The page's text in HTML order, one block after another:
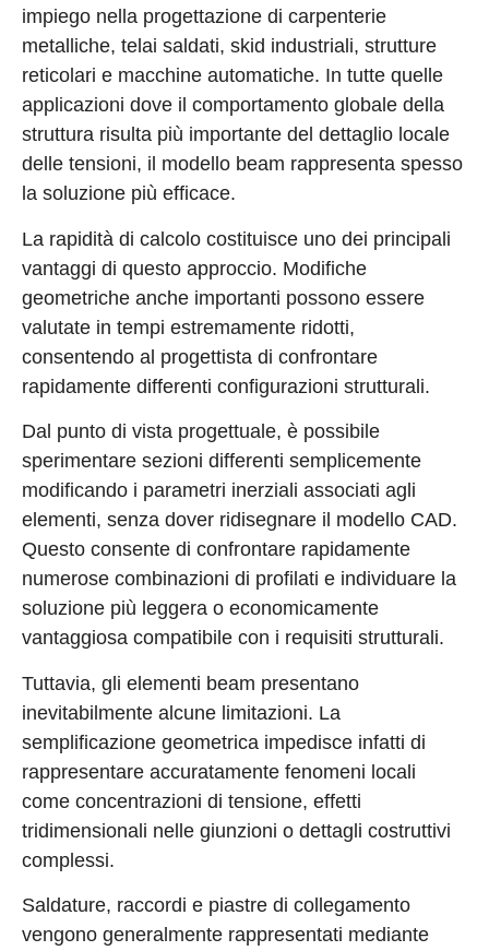
impiego nella progettazione di carpenterie
metalliche, telai saldati, skid industriali, strutture
reticolari e macchine automatiche. In tutte quelle
applicazioni dove il comportamento globale della
struttura risulta più importante del dettaglio locale
delle tensioni, il modello beam rappresenta spesso
la soluzione più efficace.
La rapidità di calcolo costituisce uno dei principali
vantaggi di questo approccio. Modifiche
geometriche anche importanti possono essere
valutate in tempi estremamente ridotti,
consentendo al progettista di confrontare
rapidamente differenti configurazioni strutturali.
Dal punto di vista progettuale, è possibile
sperimentare sezioni differenti semplicemente
modificando i parametri inerziali associati agli
elementi, senza dover ridisegnare il modello CAD.
Questo consente di confrontare rapidamente
numerose combinazioni di profilati e individuare la
soluzione più leggera o economicamente
vantaggiosa compatibile con i requisiti strutturali.
Tuttavia, gli elementi beam presentano
inevitabilmente alcune limitazioni. La
semplificazione geometrica impedisce infatti di
rappresentare accuratamente fenomeni locali
come concentrazioni di tensione, effetti
tridimensionali nelle giunzioni o dettagli costruttivi
complessi.
Saldature, raccordi e piastre di collegamento
vengono generalmente rappresentati mediante